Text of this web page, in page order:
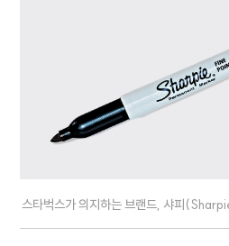
스타벅스가 의지하는 브랜드, 샤피